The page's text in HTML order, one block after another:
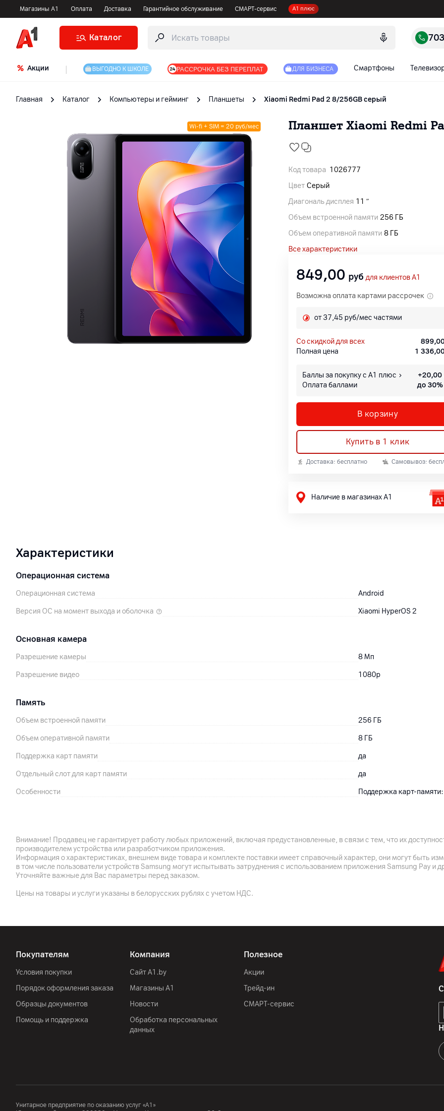
Магазины А1 Оплата Доставка Гарантийное обслуживание СМАРТ-сервис А1 плюс
Каталог
Акции ВЫГОДНО К ШКОЛЕ РАССРОЧКА БЕЗ ПЕРЕПЛАТ ДЛЯ БИЗНЕСА Смартфоны
Главная Каталог Компьютеры и гейминг Планшеты Xiaomi Redmi Pad 2 8/256GB серый
Wi-fi + SIM = 20 руб/мес Планшет Xiaomi Redmi
Код товара 1026777
Цвет Серый
Диагональ дисплея 11 ″
Объем встроенной памяти 256 ГБ
Объем оперативной памяти 8 ГБ
Все характеристики
849,00 руб для клиентов A1
Возможна оплата картами рассрочек
от 37,45 руб/мес частями
со скидкой для всех
Полная цена
1
Баллы за покупку с А1 плюс +20,00
Оплата баллами
до 30%
В корзину
Купить в 1 клик
Доставка: бесплатно Самовывоз:
Наличие в магазинах А1
Характеристики
Операционная система
Операционная система Android
Версия ОС на момент выхода и оболочка Xiaomi HyperOS 2
Основная камера
Разрешение камеры 8Мп
Разрешение видео 1080р
Память
Объем встроенной памяти 256 ГБ
Объем оперативной памяти 8 ГБ
Поддержка карт памяти да
Отдельный слот для карт памяти да
Особенности Поддержка карт-памяти:
Емкость аккумулятора 9000мАч
Поддержка технологии быстрой зарядки да
Особенности Поддержка быстрой
Wi-Fi
Особенности Только WiFI (нет
Внимание! Продавец не гарантирует работу любых приложений, включая предустановленные, в связи с тем, что их
производителем устройства или разработчиком приложения.
Информация о характеристиках, внешнем виде товара и комплекте поставки имеет справочный характер, они могут быть
в том числе пользователи устройств Samsung могут испытывать затруднения с использованием приложения Samsung Pay и
Уточняйте важные для Вас параметры перед заказом.
Цены на товары и услуги указаны в белорусских рублях с учетом НДС.
Покупателям
Условия покупки
Порядок оформления заказа
Образцы документов
Помощь и поддержка
Компания
Сайт A1.by
Магазины А1
Новости
Обработка персональных
данных
Полезное
Акции
Трейд-ин
СМАРТ-сервис
Унитарное предприятие по оказанию услуг «А1»